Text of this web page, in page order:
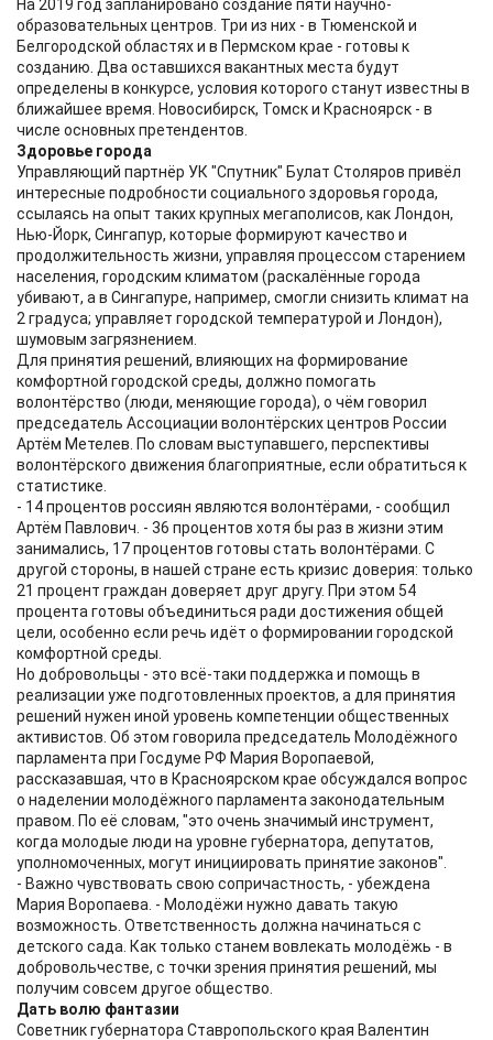
На 2019 год запланировано создание пяти научно-
образовательных центров. Три из них - в Тюменской и
Белгородской областях и в Пермском крае - готовы к
созданию. Два оставшихся вакантных места будут
определены в конкурсе, условия которого станут известны в
ближайшее время. Новосибирск, Томск и Красноярск - в
числе основных претендентов.
Здоровье города
Управляющий партнёр УК "Спутник" Булат Столяров привёл
интересные подробности социального здоровья города,
ссылаясь на опыт таких крупных мегаполисов, как Лондон,
Нью-Йорк, Сингапур, которые формируют качество и
продолжительность жизни, управляя процессом старением
населения, городским климатом (раскалённые города
убивают, а в Сингапуре, например, смогли снизить климат на
2 градуса; управляет городской температурой и Лондон),
шумовым загрязнением.
Для принятия решений, влияющих на формирование
комфортной городской среды, должно помогать
волонтёрство (люди, меняющие города), о чём говорил
председатель Ассоциации волонтёрских центров России
Артём Метелев. По словам выступавшего, перспективы
волонтёрского движения благоприятные, если обратиться к
статистике.
- 14 процентов россиян являются волонтёрами, - сообщил
Артём Павлович. - 36 процентов хотя бы раз в жизни этим
занимались, 17 процентов готовы стать волонтёрами. С
другой стороны, в нашей стране есть кризис доверия: только
21 процент граждан доверяет друг другу. При этом 54
процента готовы объединиться ради достижения общей
цели, особенно если речь идёт о формировании городской
комфортной среды.
Но добровольцы - это всё-таки поддержка и помощь в
реализации уже подготовленных проектов, а для принятия
решений нужен иной уровень компетенции общественных
активистов. Об этом говорила председатель Молодёжного
парламента при Госдуме РФ Мария Воропаевой,
рассказавшая, что в Красноярском крае обсуждался вопрос
о наделении молодёжного парламента законодательным
правом. По её словам, "это очень значимый инструмент,
когда молодые люди на уровне губернатора, депутатов,
уполномоченных, могут инициировать принятие законов".
- Важно чувствовать свою сопричастность, - убеждена
Мария Воропаева. - Молодёжи нужно давать такую
возможность. Ответственность должна начинаться с
детского сада. Как только станем вовлекать молодёжь - в
добровольчестве, с точки зрения принятия решений, мы
получим совсем другое общество.
Дать волю фантазии
Советник губернатора Ставропольского края Валентин